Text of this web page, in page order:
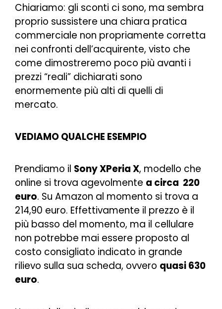
Chiariamo: gli sconti ci sono, ma sembra
proprio sussistere una chiara pratica
commerciale non propriamente corretta
nei confronti dell’acquirente, visto che
come dimostreremo poco più avanti i
prezzi “reali” dichiarati sono
enormemente più alti di quelli di
mercato.
VEDIAMO QUALCHE ESEMPIO
Prendiamo il Sony XPeria X, modello che
online si trova agevolmente a circa 220
euro. Su Amazon al momento si trova a
214,90 euro. Effettivamente il prezzo è il
più basso del momento, ma il cellulare
non potrebbe mai essere proposto al
costo consigliato indicato in grande
rilievo sulla sua scheda, ovvero quasi 630
euro.